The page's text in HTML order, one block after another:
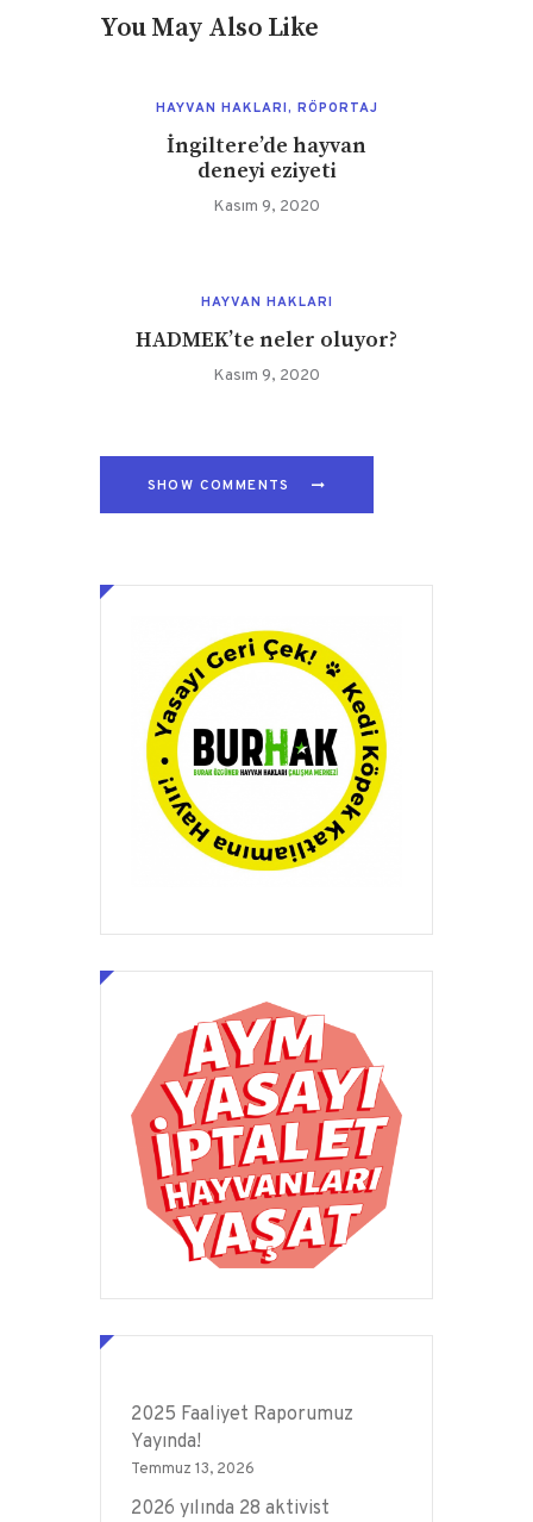
You May Also Like
HAYVAN HAKLARI, RÖPORTAJ
İngiltere’de hayvan
deneyi eziyeti
Kasım 9, 2020
HAYVAN HAKLARI
HADMEK’te neler oluyor?
Kasım 9, 2020
SHOW COMMENTS
2025 Faaliyet Raporumuz
Yayında!
Temmuz 13, 2026
2026 yılında 28 aktivist